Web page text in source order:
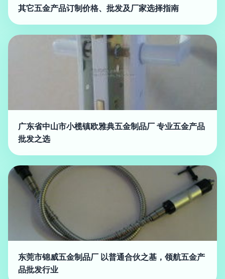
其它五金产品订制价格、批发及厂家选择指南
广东省中山市小榄镇欧雅典五金制品厂 专业五金产品
批发之选
东莞市锦威五金制品厂 以普通合伙之基，领航五金产
品批发行业